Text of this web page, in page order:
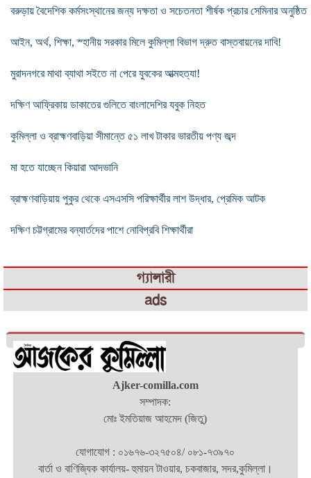
বরুড়ায় বৈদেশিক কর্মসংস্থানের জন্য দক্ষতা ও সচেতনতা শীর্ষক প্রচার সেমিনার অনুষ্ঠিত
আইন, অর্থ, শিক্ষা, স্হানীয় সরকার মিলে কুমিল্লা বিভাগ দ্রুত বাস্তবায়নের দাবি!
মুরাদনগরে মাথা ব্যাথা সইতে না পেরে যুবকের আত্মহত্যা!
দক্ষিণ আফ্রিকায় ডাকাতের গুলিতে বাংলাদেশির যবুক নিহত
কুমিল্লা ও ব্রাহ্মণবাড়িয়া সীমান্তে ৫১ লাখ টাকার ভারতীয় পণ্য জব্দ
মা হতে যাচ্ছেন কিয়ারা আদভানি
ব্রাহ্মণবাড়িয়ায় পুকুর থেকে এসএসসি পরিক্ষার্থীর লাশ উদ্ধার, প্রেমিক আটক
দক্ষিণ চট্টগ্রামের বন্যার্তদের পাশে নোবিপ্রবি শিক্ষার্থীরা
গ্যালারী
ads
Ajker-comilla.com
সম্পাদক:
মোঃ ইমতিয়াজ আহমেদ (জিতু)
যোগাযোগ : ০১৬৭৬-৩২৭৫০৪/ ০৮১-৭৩৯৭০
বার্তা ও বাণিজ্যিক কার্যালয়- হুমায়ন টাওয়ার, চকবাজার, সদর,কুমিল্লা।